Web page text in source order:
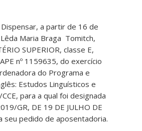
a partir de 16 de
Maria Braga Tomitch,
SUPERIOR, classe E,
nº 1159635, do exercício
do Programa e
Estudos Linguísticos e
para a qual foi designada
GR, DE 19 DE JULHO DE
seu pedido de aposentadoria.